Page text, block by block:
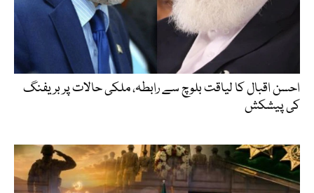
احسن اقبال کا لیاقت بلوچ سے رابطہ، ملکی حالات پر بریفنگ
کی پیشکش